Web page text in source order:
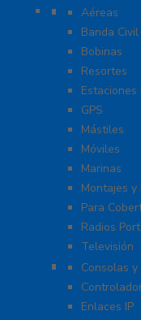
Antenas
Aéreas
Banda
Bobinas
Resortes
GPS
Mástiles
Móviles
Marinas
Montajes y
Para
Radios
Televisión
Consolas
Enlaces IP